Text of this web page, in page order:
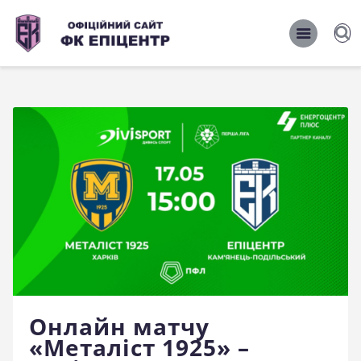
ОФІЦІЙНИЙ САЙТ ФК ЕПІЦЕНТР
ОФІЦІЙНИЙ САЙТ ФК ЕПІЦЕНТР
Новини
Команда
Матчі 2026/2027
Фото
Історія
Клуб
Фан-шоп
Правила поведінки на
Онлайн матчу
«Металіст 1925» –